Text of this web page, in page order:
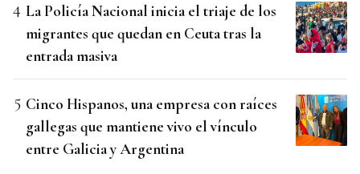
La Policía Nacional inicia el triaje de los
migrantes que quedan en Ceuta tras la
entrada masiva
Cinco Hispanos, una empresa con raíces
gallegas que mantiene vivo el vínculo
entre Galicia y Argentina